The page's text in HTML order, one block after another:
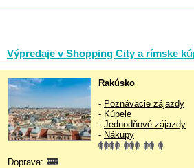
Výpredaje v Shopping City a rímske
Rakúsko
- Poznávacie zájazdy
- Kúpele
- Jednodňové zájazdy
- Nákupy
Doprava: